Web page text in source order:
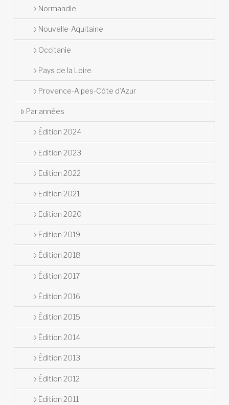
Normandie
Nouvelle-Aquitaine
Occitanie
Pays de la Loire
Provence-Alpes-Côte d’Azur
Par années
Édition 2024
Edition 2023
Edition 2022
Edition 2021
Edition 2020
Edition 2019
Édition 2018
Édition 2017
Édition 2016
Édition 2015
Édition 2014
Édition 2013
Édition 2012
Édition 2011